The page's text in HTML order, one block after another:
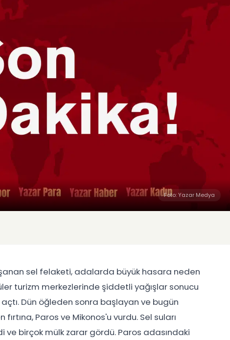
Foto: Yazar Medya
sel felaketi, adalarda büyük hasara neden
turizm merkezlerinde şiddetli yağışlar sonucu
Dün öğleden sonra başlayan ve bugün
Paros ve Mikonos'u vurdu. Sel suları
birçok mülk zarar gördü. Paros adasındaki